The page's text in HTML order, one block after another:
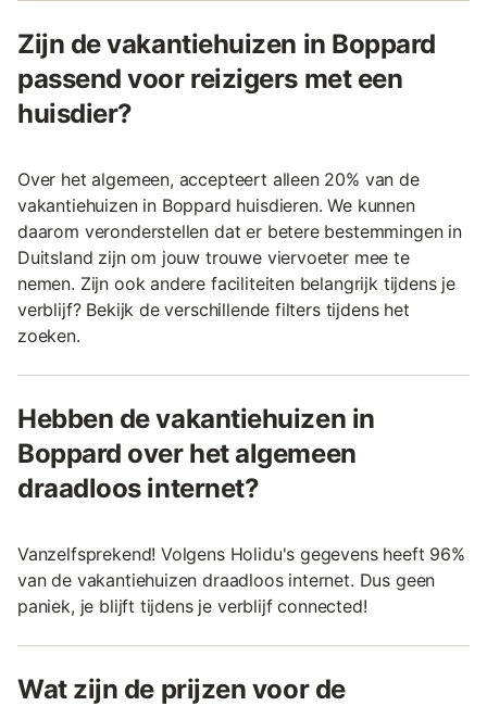
Zijn de vakantiehuizen in Boppard
passend voor reizigers met een
huisdier?
Over het algemeen, accepteert alleen 20% van de
vakantiehuizen in Boppard huisdieren. We kunnen
daarom veronderstellen dat er betere bestemmingen in
Duitsland zijn om jouw trouwe viervoeter mee te
nemen. Zijn ook andere faciliteiten belangrijk tijdens je
verblijf? Bekijk de verschillende filters tijdens het
zoeken.
Hebben de vakantiehuizen in
Boppard over het algemeen
draadloos internet?
Vanzelfsprekend! Volgens Holidu's gegevens heeft 96%
van de vakantiehuizen draadloos internet. Dus geen
paniek, je blijft tijdens je verblijf connected!
Wat zijn de prijzen voor de